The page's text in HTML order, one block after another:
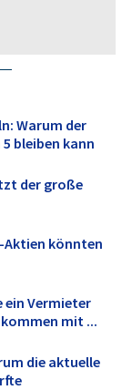
Warum der
bleiben kann
der große
Aktien könnten
ein Vermieter
mit ...
die aktuelle